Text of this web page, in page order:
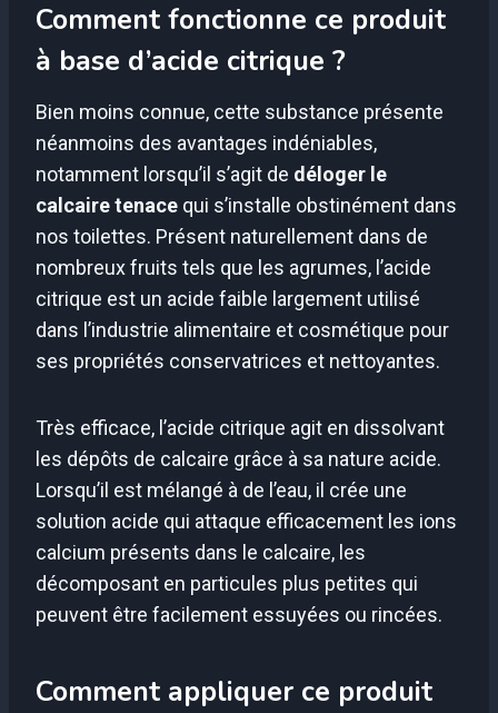
Comment fonctionne ce produit
à base d’acide citrique ?
Bien moins connue, cette substance présente
néanmoins des avantages indéniables,
notamment lorsqu’il s’agit de déloger le
calcaire tenace qui s’installe obstinément dans
nos toilettes. Présent naturellement dans de
nombreux fruits tels que les agrumes, l’acide
citrique est un acide faible largement utilisé
dans l’industrie alimentaire et cosmétique pour
ses propriétés conservatrices et nettoyantes.
Très efficace, l’acide citrique agit en dissolvant
les dépôts de calcaire grâce à sa nature acide.
Lorsqu’il est mélangé à de l’eau, il crée une
solution acide qui attaque efficacement les ions
calcium présents dans le calcaire, les
décomposant en particules plus petites qui
peuvent être facilement essuyées ou rincées.
Comment appliquer ce produit